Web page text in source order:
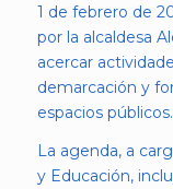
1 de febrero de
por la alcaldesa
acercar
demarcación y
espacios públicos.
La agenda, a
y Educación,